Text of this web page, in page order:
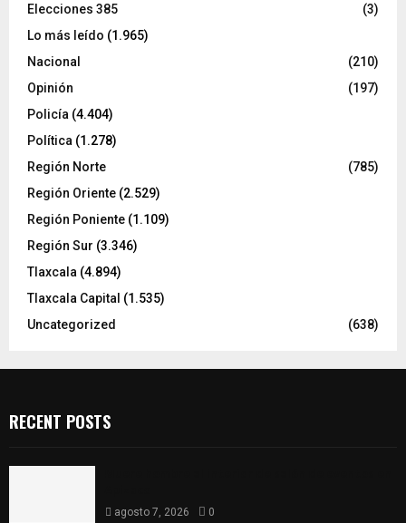
Elecciones 385
(3)
Lo más leído (1.965)
Nacional
(210)
Opinión
(197)
Policía (4.404)
Política (1.278)
Región Norte
(785)
Región Oriente (2.529)
Región Poniente (1.109)
Región Sur (3.346)
Tlaxcala (4.894)
Tlaxcala Capital (1.535)
Uncategorized
(638)
RECENT POSTS
agosto 7, 2026 0